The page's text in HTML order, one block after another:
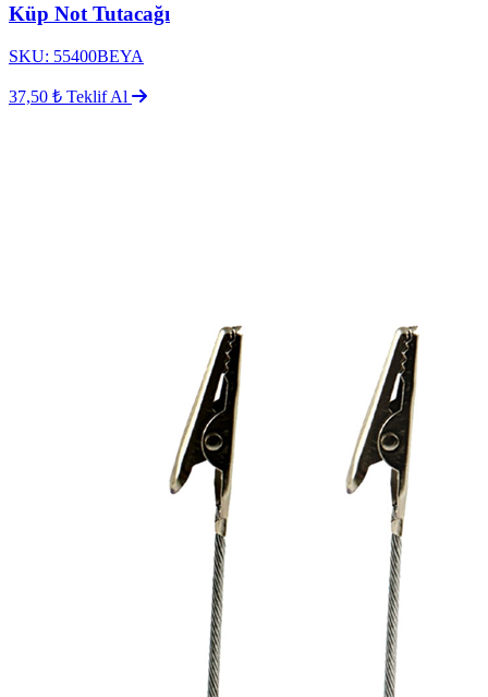
Küp Not Tutacağı
SKU: 55400BEYA
37,50 ₺ Teklif Al